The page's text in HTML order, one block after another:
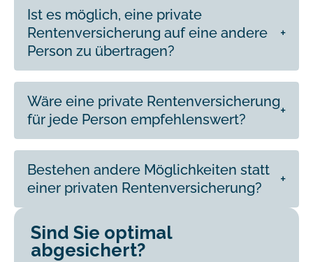
Ist es möglich, eine private
Rentenversicherung auf eine andere
Person zu übertragen?
Wäre eine private Rentenversicherung
für jede Person empfehlenswert?
Bestehen andere Möglichkeiten statt
einer privaten Rentenversicherung?
Sind Sie optimal
abgesichert?